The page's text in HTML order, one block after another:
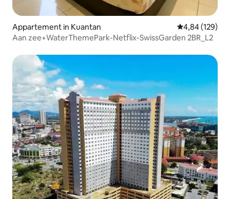
Appartement in Kuantan Gemiddelde
4,84 (129)
Aan zee+WaterThemePark-Netflix-SwissGarden 2BR_L2